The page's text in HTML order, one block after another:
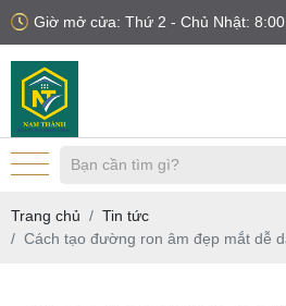
Giờ mở cửa: Thứ 2 - Chủ Nhật:
Trang chủ
Tin tức
Cách tạo đường ron âm đẹp mắt dễ